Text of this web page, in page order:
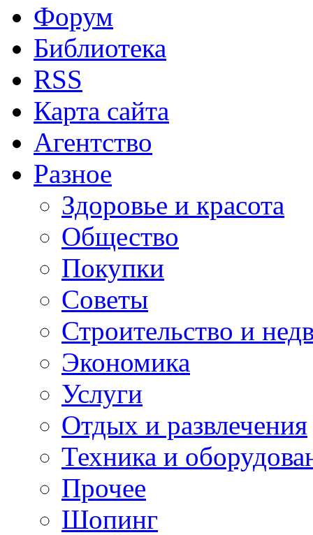
Форум
Библиотека
RSS
Карта сайта
Агентство
Разное
Здоровье и красота
Общество
Покупки
Советы
Строительство и
Экономика
Услуги
Отдых и развлечения
Техника и
Прочее
Шопинг